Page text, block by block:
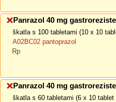
Panrazol 40 mg
škatla s 100 tabletami (10 x 10
A02BC02 pantoprazol
Rp
Panrazol 40 mg
škatla s 60 tabletami (6 x 10